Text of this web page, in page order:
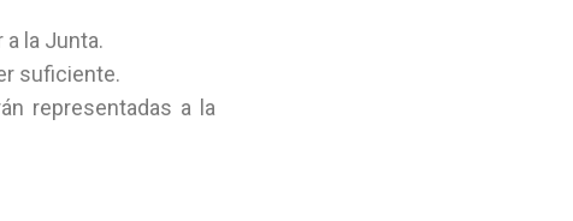
la Junta.
suficiente.
representadas a la